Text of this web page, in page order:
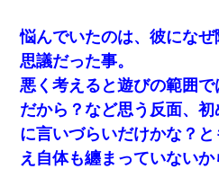
に → 新人「ドンッ！」私「！？」
の甲を踏みつけられて…
日曜日、会社の窓を見ると同僚の
じゃ？）→俺電話「今何してんの
と！」俺「会社にいない？」→次
ＤＮＡ検査『血縁関係０％』旦那
悩んでいたのは、彼にな
思議だった事。
悪く考えると遊びの範囲
だから？など思う反面、
に言いづらいだけかな？
え自体も纏まっていないか